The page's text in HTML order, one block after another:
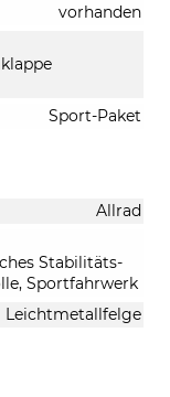
vorhanden
Sport-Paket
Allrad
Stabilitäts-
Sportfahrwerk
Leichtmetallfelge